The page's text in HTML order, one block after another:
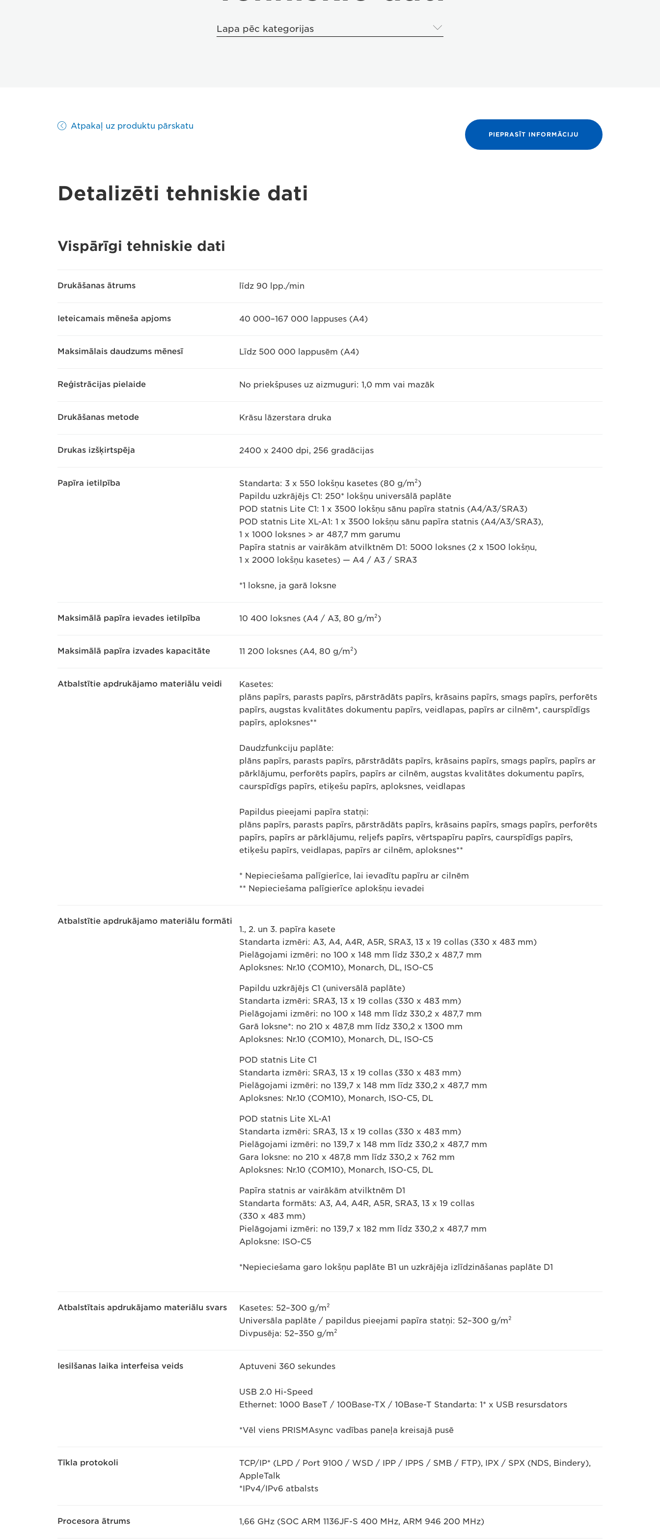
Lapa pēc kategorijas
Atpakaļ uz produktu pārskatu
PIEPRASĪT INFORMĀCIJU
Detalizēti tehniskie dati
Vispārīgi tehniskie dati
Drukāšanas ātrums līdz 90 lpp./min
Ieteicamais mēneša apjoms 40 000–167 000 lappuses (A4)
Maksimālais daudzums mēnesī Līdz 500 000 lappusēm (A4)
Reģistrācijas pielaide No priekšpuses uz aizmuguri: 1,0 mm vai mazāk
Drukāšanas metode Krāsu lāzerstara druka
Drukas izšķirtspēja 2400 x 2400 dpi, 256 gradācijas
Papīra ietilpība
Standarta: 3 x 550 lokšņu kasetes (80 g/m²)
Papildu uzkrājējs C1: 250* lokšņu universālā paplāte
POD statnis Lite C1: 1 x 3500 lokšņu sānu papīra statnis (A4/A3/SRA3)
POD statnis Lite XL-A1: 1 x 3500 lokšņu sānu papīra statnis (A4/A3/SRA3),
1 x 1000 loksnes > ar 487,7 mm garumu
Papīra statnis ar vairākām atvilktnēm D1: 5000 loksnes (2 x 1500 lokšņu,
1 x 2000 lokšņu kasetes) — A4 / A3 / SRA3
*1 loksne, ja garā loksne
Maksimālā papīra ievades ietilpība 10 400 loksnes (A4 / A3, 80 g/m²)
Maksimālā papīra izvades kapacitāte 11 200 loksnes (A4, 80 g/m²)
Atbalstītie apdrukājamo materiālu veidi
Kasetes:
plāns papīrs, parasts papīrs, pārstrādāts papīrs, krāsains papīrs, smags papīrs, perforēts
papīrs, augstas kvalitātes dokumentu papīrs, veidlapas, papīrs ar cilnēm*, caurspīdīgs
papīrs, aploksnes**
Daudzfunkciju paplāte:
plāns papīrs, parasts papīrs, pārstrādāts papīrs, krāsains papīrs, smags papīrs, papīrs ar
pārklājumu, perforēts papīrs, papīrs ar cilnēm, augstas kvalitātes dokumentu papīrs,
caurspīdīgs papīrs, etiķešu papīrs, aploksnes, veidlapas
Papildus pieejami papīra statņi:
plāns papīrs, parasts papīrs, pārstrādāts papīrs, krāsains papīrs, smags papīrs, perforēts
papīrs, papīrs ar pārklājumu, reljefs papīrs, vērtspapīru papīrs, caurspīdīgs papīrs,
etiķešu papīrs, veidlapas, papīrs ar cilnēm, aploksnes**
* Nepieciešama palīgierīce, lai ievadītu papīru ar cilnēm
** Nepieciešama palīgierīce aplokšņu ievadei
Atbalstītie apdrukājamo materiālu formāti
1., 2. un 3. papīra kasete
Standarta izmēri: A3, A4, A4R, A5R, SRA3, 13 x 19 collas (330 x 483 mm)
Pielāgojami izmēri: no 100 x 148 mm līdz 330,2 x 487,7 mm
Aploksnes: Nr.10 (COM10), Monarch, DL, ISO-C5
Papildu uzkrājējs C1 (universālā paplāte)
Standarta izmēri: SRA3, 13 x 19 collas (330 x 483 mm)
Pielāgojami izmēri: no 100 x 148 mm līdz 330,2 x 487,7 mm
Garā loksne*: no 210 x 487,8 mm līdz 330,2 x 1300 mm
Aploksnes: Nr.10 (COM10), Monarch, DL, ISO-C5
POD statnis Lite C1
Standarta izmēri: SRA3, 13 x 19 collas (330 x 483 mm)
Pielāgojami izmēri: no 139,7 x 148 mm līdz 330,2 x 487,7 mm
Aploksnes: Nr.10 (COM10), Monarch, ISO-C5, DL
POD statnis Lite XL-A1
Standarta izmēri: SRA3, 13 x 19 collas (330 x 483 mm)
Pielāgojami izmēri: no 139,7 x 148 mm līdz 330,2 x 487,7 mm
Gara loksne: no 210 x 487,8 mm līdz 330,2 x 762 mm
Aploksnes: Nr.10 (COM10), Monarch, ISO-C5, DL
Papīra statnis ar vairākām atvilktnēm D1
Standarta formāts: A3, A4, A4R, A5R, SRA3, 13 x 19 collas
(330 x 483 mm)
Pielāgojami izmēri: no 139,7 x 182 mm līdz 330,2 x 487,7 mm
Aploksne: ISO-C5
*Nepieciešama garo lokšņu paplāte B1 un uzkrājēja izlīdzināšanas paplāte D1
Atbalstītais apdrukājamo materiālu svars
Kasetes: 52–300 g/m²
Universāla paplāte / papildus pieejami papīra statņi: 52–300 g/m²
Divpusēja: 52–350 g/m²
Iesilšanas laika interfeisa veids Aptuveni 360 sekundes
USB 2.0 Hi-Speed
Ethernet: 1000 BaseT / 100Base-TX / 10Base-T Standarta: 1* x USB resursdators
*Vēl viens PRISMAsync vadības paneļa kreisajā pusē
Tīkla protokoli
TCP/IP* (LPD / Port 9100 / WSD / IPP / IPPS / SMB / FTP), IPX / SPX (NDS, Bindery),
AppleTalk
*IPv4/IPv6 atbalsts
Procesora ātrums 1,66 GHz (SOC ARM 1136JF-S 400 MHz, ARM 946 200 MHz)